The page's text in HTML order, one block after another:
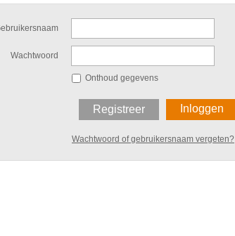
Wachtwoord
Onthoud gegevens
Inloggen
Registreer
Wachtwoord of gebruikersnaam vergeten?